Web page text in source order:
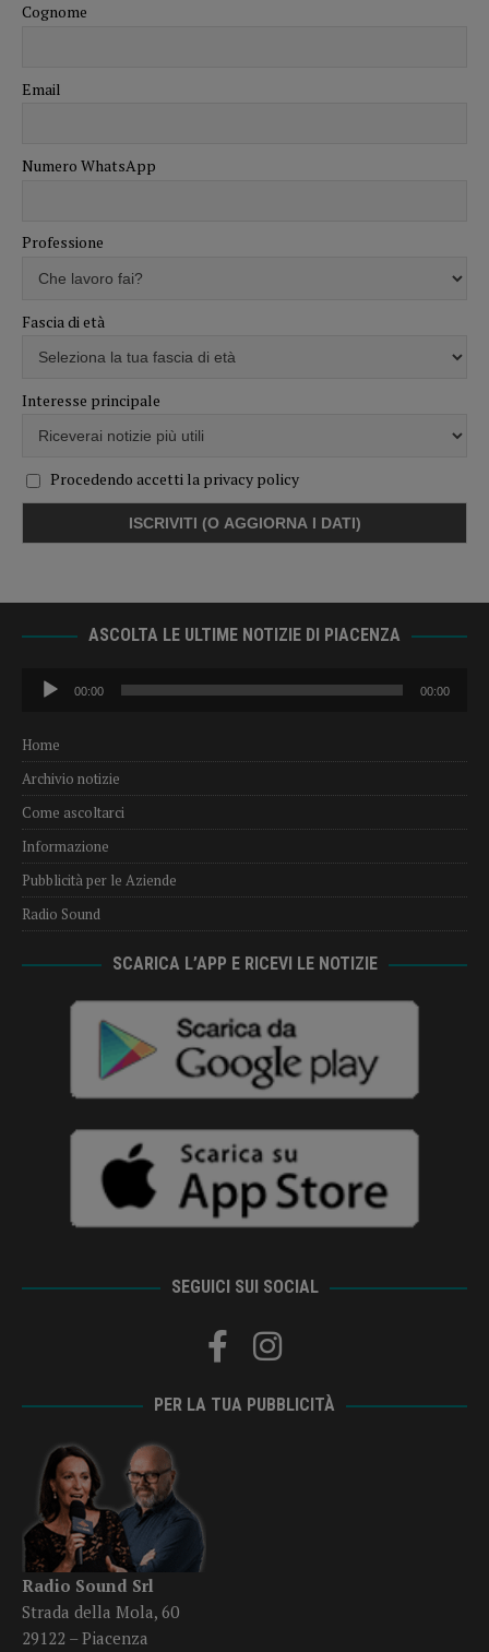
Cognome
Email
Numero WhatsApp
Professione
Fascia di età
Interesse principale
Procedendo accetti la privacy policy
ASCOLTA LE ULTIME NOTIZIE DI PIACENZA
Audio
Player
00:00 00:00
Home
Archivio notizie
Come ascoltarci
Informazione
Pubblicità per le Aziende
Radio Sound
SCARICA L’APP E RICEVI LE NOTIZIE
SEGUICI SUI SOCIAL
PER LA TUA PUBBLICITÀ
Radio Sound Srl
Strada della Mola, 60
29122 – Piacenza